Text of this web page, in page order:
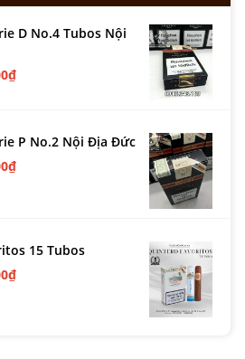
D No.4 Tubos Nội
₫
P No.2 Nội Địa Đức
₫
15 Tubos
₫